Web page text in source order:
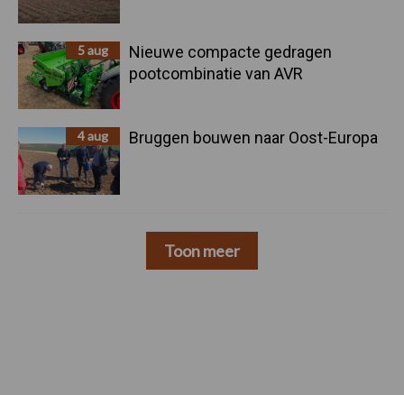
5 aug
Nieuwe compacte gedragen
pootcombinatie van AVR
4 aug Bruggen bouwen naar Oost-Europa
Toon meer